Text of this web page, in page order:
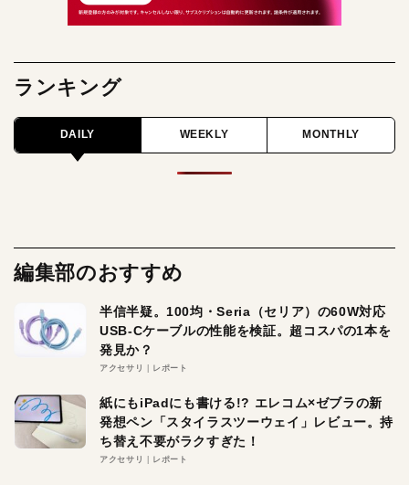
ランキング
DAILY WEEKLY MONTHLY
編集部のおすすめ
半信半疑。100均・Seria（セリア）の60W対応
USB-Cケーブルの性能を検証。超コスパの1本を
発見か？
アクセサリ レポート
紙にもiPadにも書ける!? エレコム×ゼブラの新
発想ペン「スタイラスツーウェイ」レビュー。持
ち替え不要がラクすぎた！
アクセサリ レポート